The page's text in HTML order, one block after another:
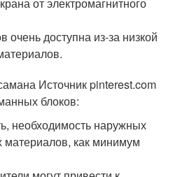
доступна из-за низкой
Источник pinterest.com
блоков:
необходимость наружных
как минимум